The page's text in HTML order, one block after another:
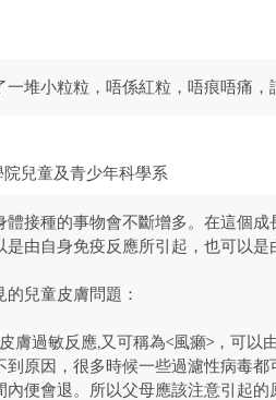
堆小粒粒，唔係紅粒，唔痕唔痛，
兒童及青少年科學系
體接種的事物會不斷增多。在這個
由自身免疫反應所引起，也可以是
兒童皮膚問題：
膚過敏反應,又可稱為<風癩>，可
到原因，很多時候一些過濾性病毒
便會退。所以父母應該注意引起的